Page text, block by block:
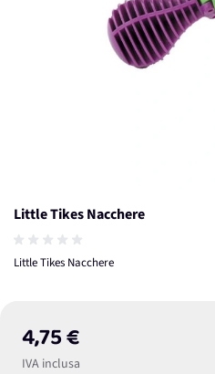
Little Tikes Nacchere
Little Tikes Nacchere
4,75 €
IVA inclusa